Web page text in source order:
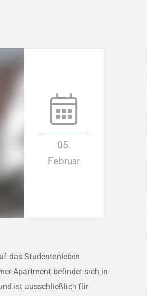
05.
Februar
das Studentenleben
Apartment befindet sich in
ist ausschließlich für